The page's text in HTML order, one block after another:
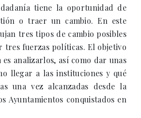
tiene la oportunidad de
o traer un cambio. En este
tres tipos de cambio posibles
tres fuerzas políticas. El objetivo
es analizarlos, así como dar unas
llegar a las instituciones y qué
una vez alcanzadas desde la
Ayuntamientos conquistados en